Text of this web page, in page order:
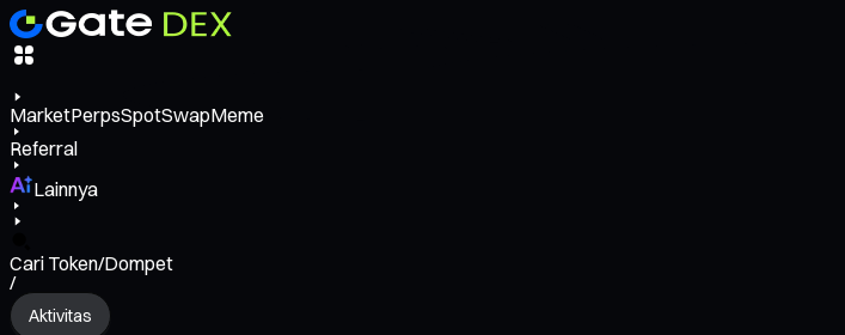
MarketPerpsSpotSwapMeme
Referral
Lainnya
Cari Token/Dompet
/
Aktivitas